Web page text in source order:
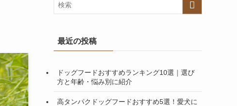
最近の投稿
ドッグフードおすすめランキング10選｜選び
方と年齢・悩み別に紹介
高タンパクドッグフードおすすめ5選！愛犬に